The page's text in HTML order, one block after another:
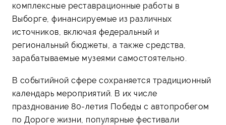
комплексные реставрационные работы в
Выборге, финансируемые из различных
источников, включая федеральный и
региональный бюджеты, а также средства,
зарабатываемые музеями самостоятельно.
В событийной сфере сохраняется традиционный
календарь мероприятий. В их числе
празднование 80-летия Победы с автопробегом
по Дороге жизни, популярные фестивали